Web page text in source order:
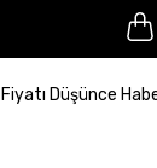
Fiyatı Düşünce